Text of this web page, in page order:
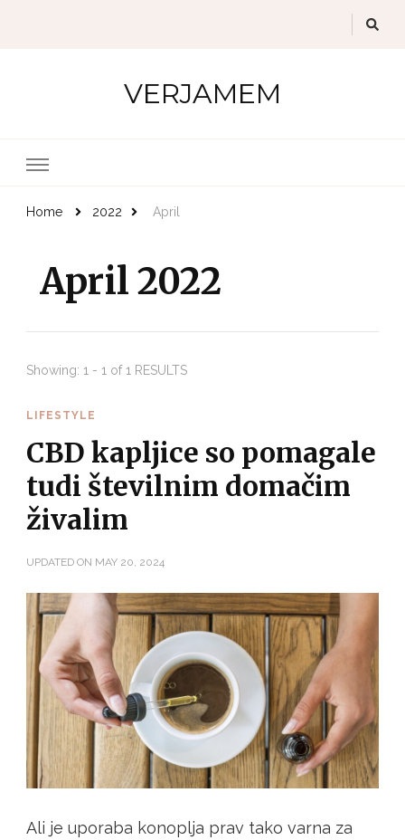
VERJAMEM
Home 2022 April
April 2022
Showing: 1 - 1 of 1 RESULTS
LIFESTYLE
CBD kapljice so pomagale
tudi številnim domačim
živalim
UPDATED ON MAY 20, 2024
Ali je uporaba konoplja prav tako varna za